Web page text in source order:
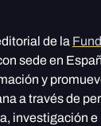
de la
sede en
y
a través de
investigación e